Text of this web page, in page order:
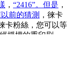
， “2416”。但是 ，
前的猜測 ，徠卡
卡粉絲，您可以等
授權的重印刷。 -